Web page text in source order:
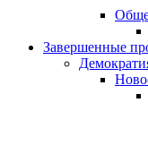
Завершенные